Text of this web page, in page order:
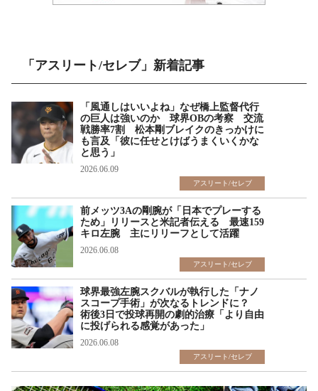
「アスリート/セレブ」新着記事
「風通しはいいよね」なぜ橋上監督代行
の巨人は強いのか 球界OBの考察 交流
戦勝率7割 松本剛ブレイクのきっかけに
も言及「彼に任せとけばうまくいくかな
と思う」
2026.06.09
アスリート/セレブ
前メッツ3Aの剛腕が「日本でプレーする
ため」リリースと米記者伝える 最速159
キロ左腕 主にリリーフとして活躍
2026.06.08
アスリート/セレブ
球界最強左腕スクバルが執行した「ナノ
スコープ手術」が次なるトレンドに？
術後3日で投球再開の劇的治療「より自由
に投げられる感覚があった」
2026.06.08
アスリート/セレブ